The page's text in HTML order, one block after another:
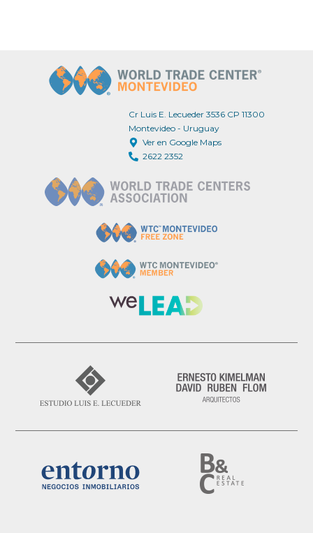
Cr Luis E. Lecueder 3536 CP 11300
Montevideo - Uruguay
Ver en Google Maps
2622 2352